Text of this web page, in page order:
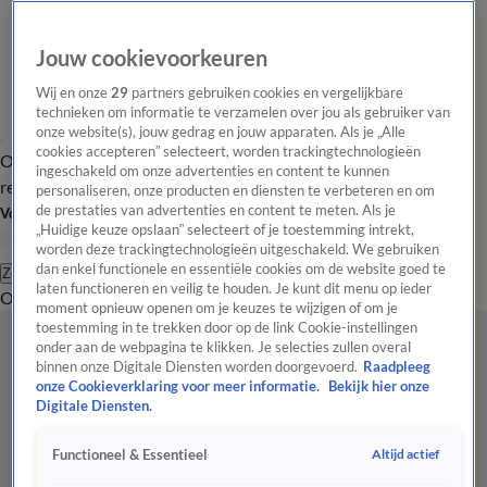
Overzicht Laatste nieuws Regionieuws Het beste van Hart
Tip de
redactie
Volg Hart van Nederland
Zoeken
OverzichtRegioUitzendingenWeerTip de redactiePanelVideo's
Jouw cookievoorkeuren
Wij en onze29 partners gebruiken cookies en vergelijkbare
technieken om informatie te verzamelen over jou als gebruiker van
onze website(s), jouw gedrag en jouw apparaten. Als je „Alle
cookies accepteren” selecteert, worden trackingtechnologieën
ingeschakeld om onze advertenties en content te kunnen
personaliseren, onze producten en diensten te verbeteren en om
de prestaties van advertenties en content te meten. Als je
„Huidige keuze opslaan” selecteert of je toestemming intrekt,
worden deze trackingtechnologieën uitgeschakeld. We gebruiken
dan enkel functionele en essentiële cookies om de website goed te
laten functioneren en veilig te houden. Je kunt dit menu op ieder
moment opnieuw openen om je keuzes te wijzigen of om je
toestemming in te trekken door op de link Cookie-instellingen
onder aan de webpagina te klikken. Je selecties zullen overal
binnen onze Digitale Diensten worden doorgevoerd. Raadpleeg
onze Cookieverklaring voor meer informatie.
Bekijk hier onze
Digitale Diensten.
Functioneel & Essentieel Altijd actief